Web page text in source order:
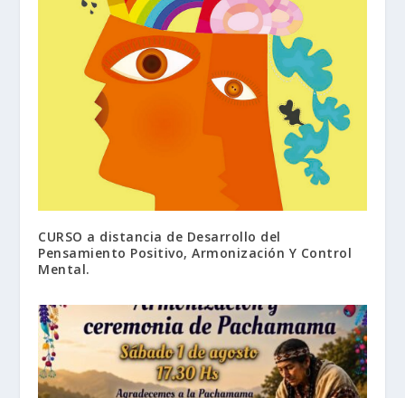
CURSO a distancia de Desarrollo del
Pensamiento Positivo, Armonización Y Control
Mental.